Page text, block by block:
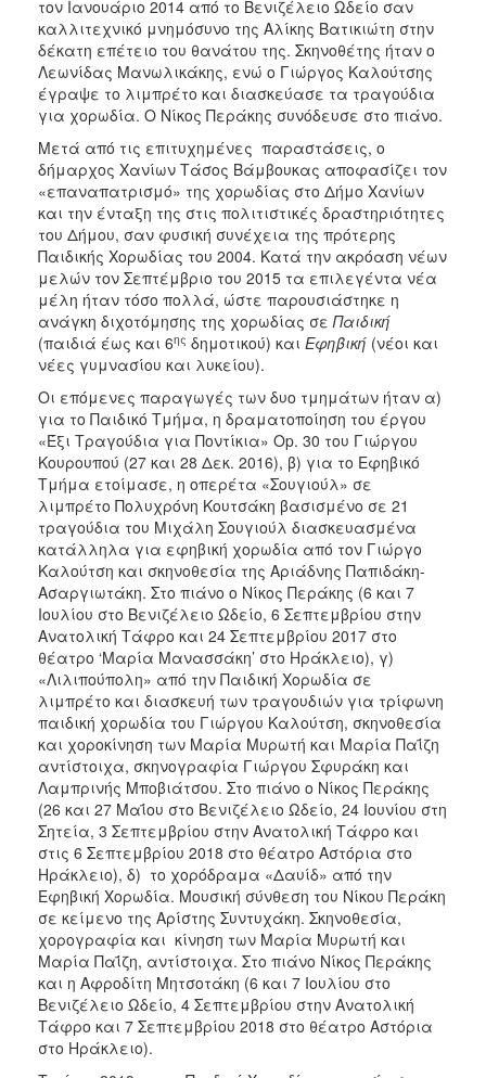
τον Ιανουάριο 2014 από το Βενιζέλειο Ωδείο σαν
καλλιτεχνικό μνημόσυνο της Αλίκης Βατικιώτη στην
δέκατη επέτειο του θανάτου της. Σκηνοθέτης ήταν ο
Λεωνίδας Μανωλικάκης, ενώ ο Γιώργος Καλούτσης
έγραψε το λιμπρέτο και διασκεύασε τα τραγούδια
για χορωδία. Ο Νίκος Περάκης συνόδευσε στο πιάνο.
Μετά από τις επιτυχημένες παραστάσεις, ο
δήμαρχος Χανίων Τάσος Βάμβουκας αποφασίζει τον
«επαναπατρισμό» της χορωδίας στο Δήμο Χανίων
και την ένταξη της στις πολιτιστικές δραστηριότητες
του Δήμου, σαν φυσική συνέχεια της πρότερης
Παιδικής Χορωδίας του 2004. Κατά την ακρόαση νέων
μελών τον Σεπτέμβριο του 2015 τα επιλεγέντα νέα
μέλη ήταν τόσο πολλά, ώστε παρουσιάστηκε η
ανάγκη διχοτόμησης της χορωδίας σεΠαιδική
(παιδιά έως και 6ης δημοτικού) και Εφηβική (νέοι και
νέες γυμνασίου και λυκείου).
Οι επόμενες παραγωγές των δυο τμημάτων ήταν α)
για το Παιδικό Τμήμα, η δραματοποίηση του έργου
«Έξι Τραγούδια για Ποντίκια» Οp. 30 του Γιώργου
Κουρουπού (27 και 28 Δεκ. 2016), β) για το Εφηβικό
Τμήμα ετοίμασε, η οπερέτα «Σουγιούλ» σε
λιμπρέτο Πολυχρόνη Κουτσάκη βασισμένο σε 21
τραγούδια του Μιχάλη Σουγιούλ διασκευασμένα
κατάλληλα για εφηβική χορωδία από τον Γιώργο
Καλούτση και σκηνοθεσία της Αριάδνης Παπιδάκη-
Ασαργιωτάκη. Στο πιάνο ο Νίκος Περάκης (6 και 7
Ιουλίου στο Βενιζέλειο Ωδείο, 6 Σεπτεμβρίου στην
Ανατολική Τάφρο και 24 Σεπτεμβρίου 2017 στο
θέατρο ‘Μαρία Μανασσάκη’ στο Ηράκλειο), γ)
«Λιλιπούπολη» από την Παιδική Χορωδία σε
λιμπρέτο και διασκευή των τραγουδιών για τρίφωνη
παιδική χορωδία του Γιώργου Καλούτση, σκηνοθεσία
και χοροκίνηση των Μαρία Μυρωτή και Μαρία Παΐζη
αντίστοιχα, σκηνογραφία Γιώργου Σφυράκη και
Λαμπρινής Μποβιάτσου. Στο πιάνο ο Νίκος Περάκης
(26 και 27 Μαΐου στο Βενιζέλειο Ωδείο, 24 Ιουνίου στη
Σητεία, 3 Σεπτεμβρίου στην Ανατολική Τάφρο και
στις 6 Σεπτεμβρίου 2018 στο θέατρο Αστόρια στο
Ηράκλειο), δ) το χορόδραμα «Δαυίδ» από την
Εφηβική Χορωδία. Μουσική σύνθεση του Νίκου Περάκη
σε κείμενο της Αρίστης Συντυχάκη. Σκηνοθεσία,
χορογραφία και κίνηση των Μαρία Μυρωτή και
Μαρία Παΐζη, αντίστοιχα. Στο πιάνο Νίκος Περάκης
και η Αφροδίτη Μητσοτάκη (6 και 7 Ιουλίου στο
Βενιζέλειο Ωδείο, 4 Σεπτεμβρίου στην Ανατολική
Τάφρο και 7 Σεπτεμβρίου 2018 στο θέατρο Αστόρια
στο Ηράκλειο).